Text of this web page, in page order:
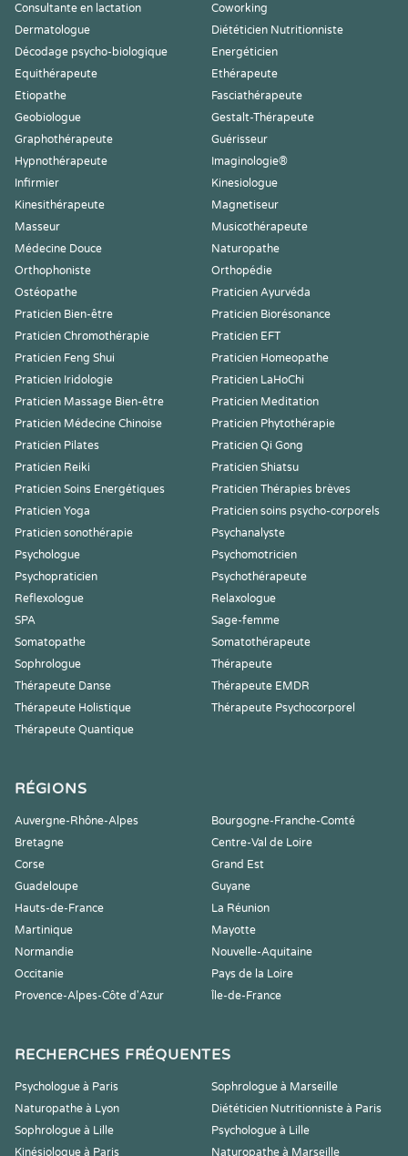
Consultante en lactation
Coworking
Dermatologue
Diététicien Nutritionniste
Décodage psycho-biologique
Energéticien
Equithérapeute
Ethérapeute
Etiopathe
Fasciathérapeute
Geobiologue
Gestalt-Thérapeute
Graphothérapeute
Guérisseur
Hypnothérapeute
Imaginologie®
Infirmier
Kinesiologue
Kinesithérapeute
Magnetiseur
Masseur
Musicothérapeute
Médecine Douce
Naturopathe
Orthophoniste
Orthopédie
Ostéopathe
Praticien Ayurvéda
Praticien Bien-être
Praticien Biorésonance
Praticien Chromothérapie
Praticien EFT
Praticien Feng Shui
Praticien Homeopathe
Praticien Iridologie
Praticien LaHoChi
Praticien Massage Bien-être
Praticien Meditation
Praticien Médecine Chinoise
Praticien Phytothérapie
Praticien Pilates
Praticien Qi Gong
Praticien Reiki
Praticien Shiatsu
Praticien Soins Energétiques
Praticien Thérapies brèves
Praticien Yoga
Praticien soins psycho-corporels
Praticien sonothérapie
Psychanalyste
Psychologue
Psychomotricien
Psychopraticien
Psychothérapeute
Reflexologue
Relaxologue
SPA
Sage-femme
Somatopathe
Somatothérapeute
Sophrologue
Thérapeute
Thérapeute Danse
Thérapeute EMDR
Thérapeute Holistique
Thérapeute Psychocorporel
Thérapeute Quantique
RÉGIONS
Auvergne-Rhône-Alpes
Bourgogne-Franche-Comté
Bretagne
Centre-Val de Loire
Corse
Grand Est
Guadeloupe
Guyane
Hauts-de-France
La Réunion
Martinique
Mayotte
Normandie
Nouvelle-Aquitaine
Occitanie
Pays de la Loire
Provence-Alpes-Côte d'Azur
Île-de-France
RECHERCHES FRÉQUENTES
Psychologue à Paris
Sophrologue à Marseille
Naturopathe à Lyon
Diététicien Nutritionniste à Paris
Sophrologue à Lille
Psychologue à Lille
Kinésiologue à Paris
Naturopathe à Marseille